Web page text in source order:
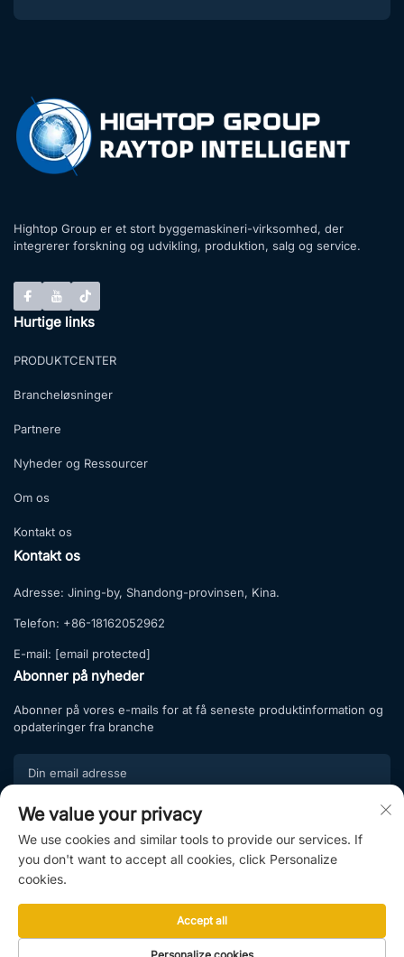
Hightop Group er et stort byggemaskineri-virksomhed, der
integrerer forskning og udvikling, produktion, salg og service.
Hurtige links
PRODUKTCENTER
Brancheløsninger
Partnere
Nyheder og Ressourcer
Om os
Kontakt os
Kontakt os
Adresse: Jining-by, Shandong-provinsen, Kina.
Telefon: +86-18162052962
E-mail: [email protected]
Abonner på nyheder
Abonner på vores e-mails for at få seneste produktinformation og
opdateringer fra branche
Tilmeld
Tilmeld dig vores abonnementsliste og nyd eksklusive tilbud samt
professionel rådgivning.
Copyright © 2025 af Shandong Hightop Group & Shandong Raytop
We value your privacy
We use cookies and similar tools to provide our services. If
you don't want to accept all cookies, click Personalize
cookies.
Accept all